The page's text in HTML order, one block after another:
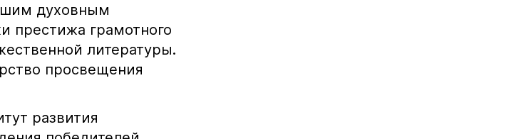
духовным
престижа грамотного
литературы.
просвещения
развития